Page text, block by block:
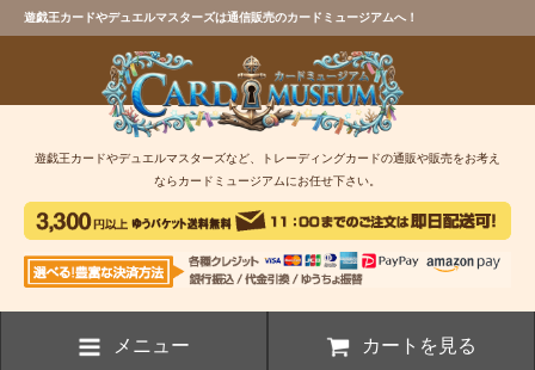
遊戯王カードやデュエルマスターズは通信販売のカードミュージアムへ！
遊戯王カードやデュエルマスターズなど、トレーディングカードの通販や販売をお考え
ならカードミュージアムにお任せ下さい。
メニュー カートを見る